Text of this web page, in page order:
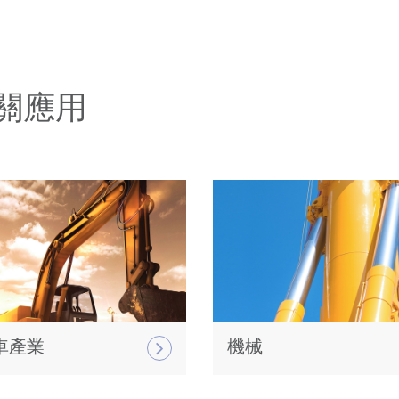
應用
產業 機械